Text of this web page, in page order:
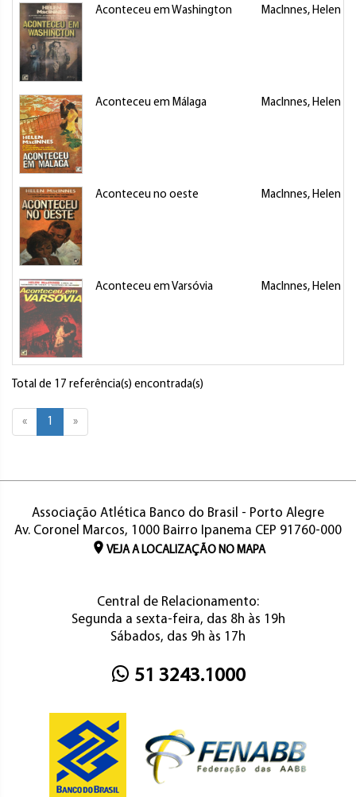
Aconteceu em Washington MacInnes, Helen
Aconteceu em Málaga MacInnes, Helen
Aconteceu no oeste MacInnes, Helen
Aconteceu em Varsóvia MacInnes, Helen
Total de 17 referência(s) encontrada(s)
« 1 »
Associação Atlética Banco do Brasil - Porto Alegre
Av. Coronel Marcos, 1000 Bairro Ipanema CEP 91760-000
VEJA A LOCALIZAÇÃO NO MAPA
Central de Relacionamento:
Segunda a sexta-feira, das 8h às 19h
Sábados, das 9h às 17h
51 3243.1000